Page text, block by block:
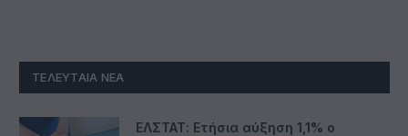
ΤΕΛΕΥΤΑΊΑ ΝΈΑ
ΕΛΣΤΑΤ: Ετήσια αύξηση 1,1% ο